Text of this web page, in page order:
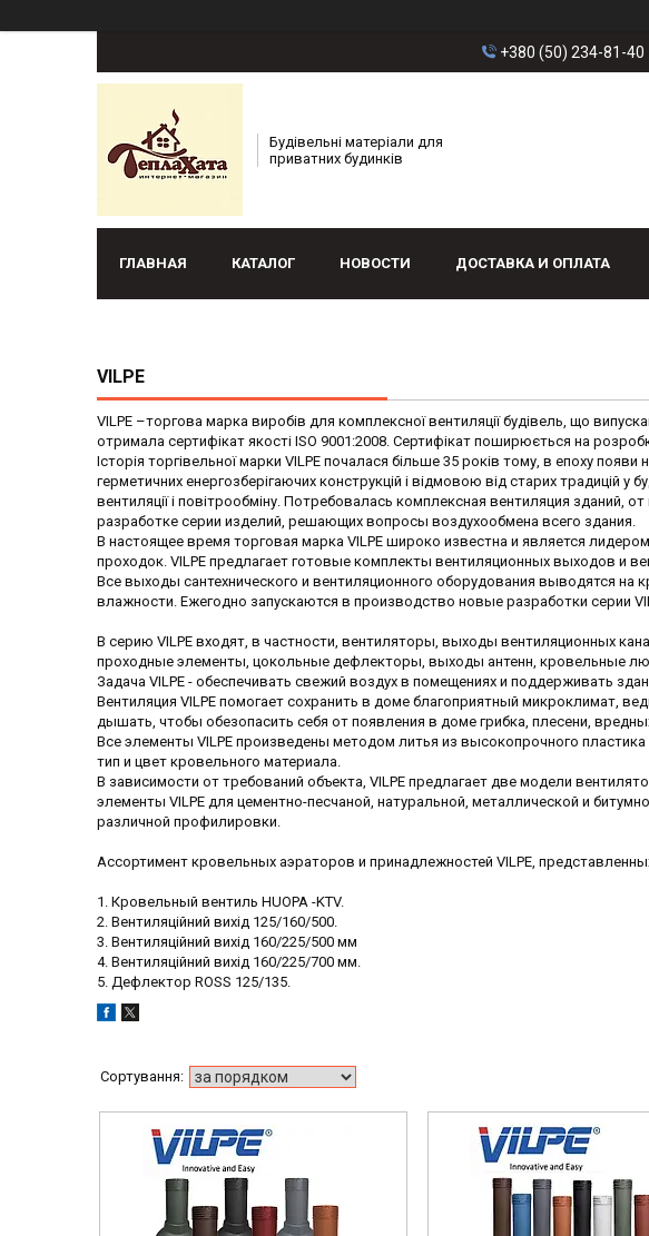
+380 (50) 234-81-40
Будівельні матеріали для
приватних будинків
ГЛАВНАЯ КАТАЛОГ НОВОСТИ ДОСТАВКА И ОПЛАТА
VILPE
VILPE –торгова марка виробів для комплексної вентиляції будівель, що
отримала сертифікат якості ISO 9001:2008. Сертифікат поширюється на
Історія торгівельної марки VILPE почалася більше 35 років тому, в епоху появи
герметичних енергозберігаючих конструкцій і відмовою від старих традицій у
вентиляції і повітрообміну. Потребовалась комплексная вентиляция зданий, от
разработке серии изделий, решающих вопросы воздухообмена всего здания.
В настоящее время торговая марка VILPE широко известна и является
проходок. VILPE предлагает готовые комплекты вентиляционных выходов и
Все выходы сантехнического и вентиляционного оборудования выводятся на
влажности. Ежегодно запускаются в производство новые разработки серии
В серию VILPE входят, в частности, вентиляторы, выходы вентиляционных
проходные элементы, цокольные дефлекторы, выходы антенн, кровельные
Задача VILPE - обеспечивать свежий воздух в помещениях и поддерживать
Вентиляция VILPE помогает сохранить в доме благоприятный микроклимат,
дышать, чтобы обезопасить себя от появления в доме грибка, плесени,
Все элементы VILPE произведены методом литья из высокопрочного
тип и цвет кровельного материала.
В зависимости от требований объекта, VILPE предлагает две модели
элементы VILPE для цементно-песчаной, натуральной, металлической и
различной профилировки.
Ассортимент кровельных аэраторов и принадлежностей VILPE,
1. Кровельный вентиль HUOPA -KTV.
2. Вентиляційний вихід 125/160/500.
3. Вентиляційний вихід 160/225/500 мм
4. Вентиляційний вихід 160/225/700 мм.
5. Дефлектор ROSS 125/135.